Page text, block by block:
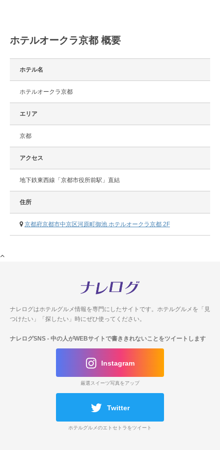
ホテルオークラ京都 概要
ホテル名
ホテルオークラ京都
エリア
京都
アクセス
地下鉄東西線「京都市役所前駅」直結
住所
京都府京都市中京区河原町御池 ホテルオークラ京都 2F
ナレログはホテルグルメ情報を専門にしたサイトです。 ホテルグルメを「見
つけたい」「探したい」時にぜひ使ってください。
ナレログSNS - 中の人がWEBサイトで書ききれないことをツイートします
Instagram
厳選スイーツ写真をアップ
Twitter
ホテルグルメのエトセトラをツイート